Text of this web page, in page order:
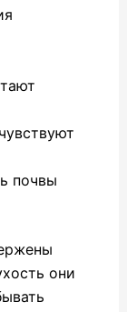
почвы
они